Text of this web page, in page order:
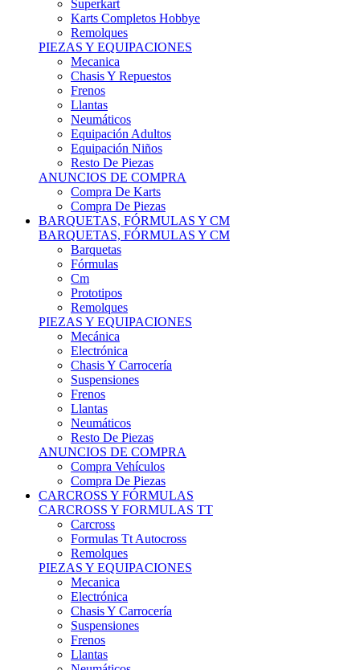
Remolques
PIEZAS Y EQUIPACIONES
Mecanica
Chasis Y Repuestos
Frenos
Llantas
Neumáticos
Equipación Adultos
Equipación Niños
Resto De Piezas
ANUNCIOS DE COMPRA
Compra De Karts
Compra De Piezas
BARQUETAS, FÓRMULAS Y CM
BARQUETAS, FÓRMULAS Y CM
Barquetas
Fórmulas
Cm
Prototipos
Remolques
PIEZAS Y EQUIPACIONES
Mecánica
Electrónica
Chasis Y Carrocería
Suspensiones
Frenos
Llantas
Neumáticos
Resto De Piezas
ANUNCIOS DE COMPRA
Compra Vehículos
Compra De Piezas
CARCROSS Y FÓRMULAS
CARCROSS Y FORMULAS TT
Carcross
Formulas Tt Autocross
Remolques
PIEZAS Y EQUIPACIONES
Mecanica
Electrónica
Chasis Y Carrocería
Suspensiones
Frenos
Llantas
Neumáticos
Resto De Piezas